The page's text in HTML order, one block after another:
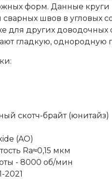
форм. Данные круги
сварных швов в угловых
для других
гладкую, однородную
скотч-брайт (юнитайз)
(AO)
Ra≈0,15 мкм
- 8000 об/мин
2021